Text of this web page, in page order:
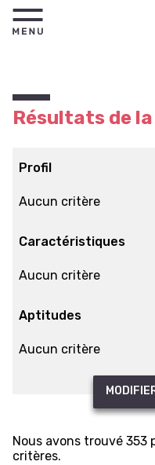
Résultats de
Profil
Aucun critère
Caractéristiques
Aucun critère
Aptitudes
Aucun critère
Nous avons trouvé 353
critères.